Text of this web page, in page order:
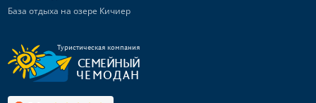
База отдыха на озере Кичиер
Туристическая компания
СЕМЕЙНЫЙ
ЧЕМОДАН